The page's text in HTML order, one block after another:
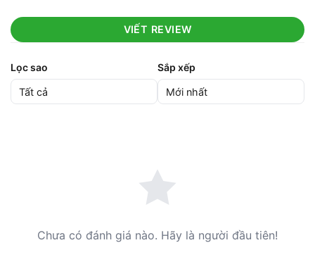
VIẾT REVIEW
Lọc sao Sắp xếp
Chưa có đánh giá nào. Hãy là người đầu tiên!